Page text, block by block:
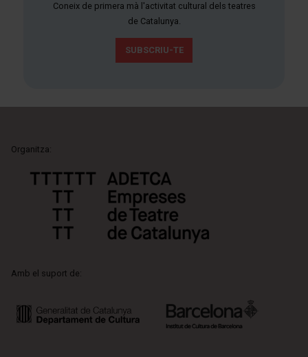
Coneix de primera mà l'activitat cultural dels teatres
de Catalunya.
SUBSCRIU-TE
Organitza:
Amb el suport de: